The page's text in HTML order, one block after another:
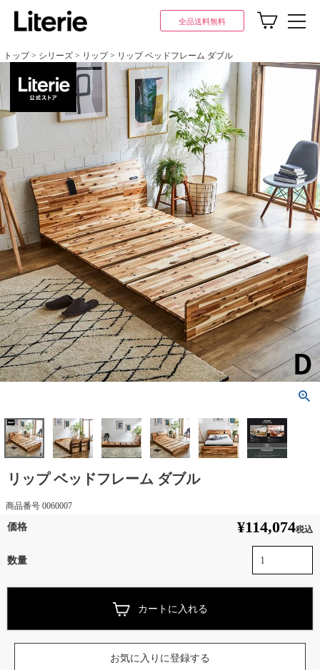
全品送料無料
トップ シリーズ リップ リップ ベッドフレーム ダブル
リップ ベッドフレーム ダブル
商品番号 0060007
¥114,074税込
カートに入れる
お気に入りに登録する